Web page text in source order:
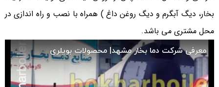
بخار، دیگ آبگرم و دیگ روغن داغ ) همراه با نصب و راه اندازی در
محل مشتری می باشد.